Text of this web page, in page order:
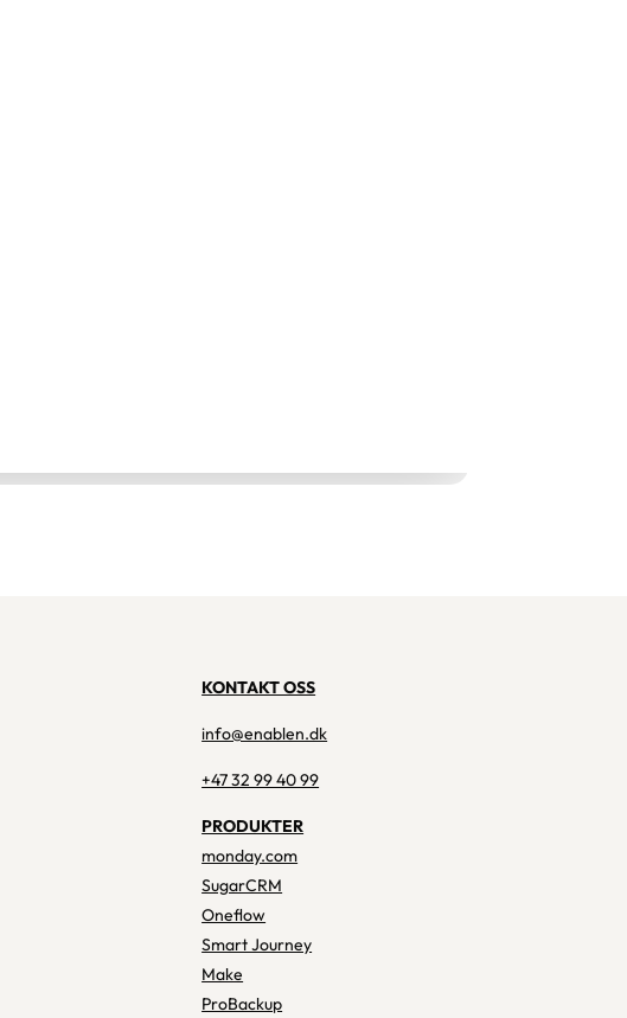
KONTAKT OSS
info@enablen.dk
+47 32 99 40 99
PRODUKTER
monday.com
SugarCRM
Oneflow
Smart Journey
Make
ProBackup